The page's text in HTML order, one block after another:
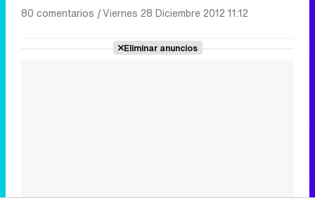
80 comentarios |Viernes 28 Diciembre 2012 11:12
Eliminar anuncios